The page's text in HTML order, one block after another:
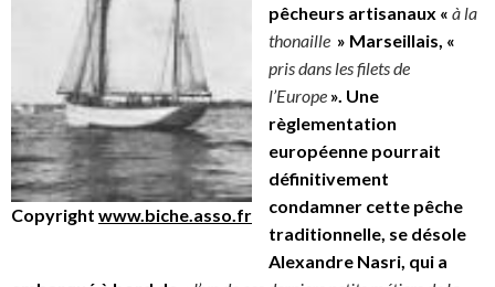
Copyright www.biche.asso.fr
pêcheurs artisanaux « à la
thonaille » Marseillais, «
pris dans les filets de
l’Europe ». Une
règlementation
européenne pourrait
définitivement
condamner cette pêche
traditionnelle, se désole
Alexandre Nasri, qui a